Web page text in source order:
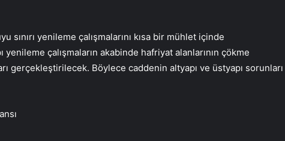
sınırı yenileme çalışmalarını kısa bir mühlet içinde
çalışmaların akabinde hafriyat alanlarının çökme
gerçekleştirilecek. Böylece caddenin altyapı ve üstyapı sorunları